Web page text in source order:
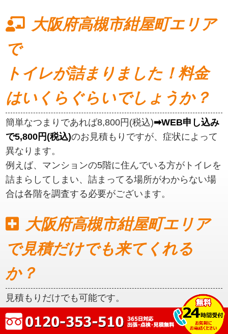
大阪府高槻市紺屋町エリア
で
トイレが詰まりました！料金
はいくらぐらいでしょうか？
簡単なつまりであれば8,800円(税込)➡WEB申し込み
で5,800円(税込)のお見積もりですが、症状によって
異なります。
例えば、マンションの5階に住んでいる方がトイレを
詰まらしてしまい、詰まってる場所がわからない場
合は各階を調査する必要がございます。
大阪府高槻市紺屋町エリア
で見積だけでも来てくれる
か？
見積もりだけでも可能です。
初めに見積もりをご提示いたしますので、ご納得い
ただいてからの作業となります。